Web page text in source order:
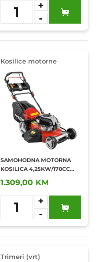
1
+
-
Dodaj u
omiljene
Kosilice motorne
SAMOHODNA MOTORNA
KOSILICA 4,25KW/170CC
510MM
1.309,00 KM
1
+
-
Dodaj u
omiljene
Trimeri (vrt)